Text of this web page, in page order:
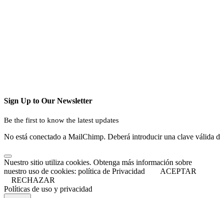
Sign Up to Our Newsletter
Be the first to know the latest updates
No está conectado a MailChimp. Deberá introducir una clave válida
Nuestro sitio utiliza cookies. Obtenga más información sobre
nuestro uso de cookies: política de Privacidad
ACEPTAR
RECHAZAR
Políticas de uso y privacidad